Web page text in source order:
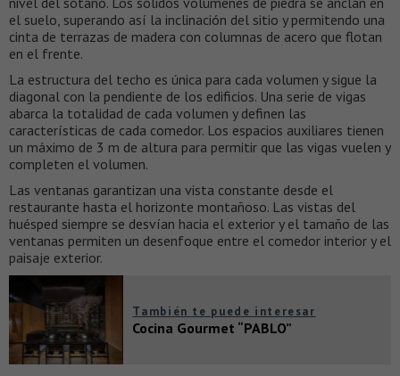
el suelo, superando así la inclinación del sitio y permitendo una
cinta de terrazas de madera con columnas de acero que flotan
en el frente.
La estructura del techo es única para cada volumen y sigue la
diagonal con la pendiente de los edificios. Una serie de vigas
abarca la totalidad de cada volumen y definen las
características de cada comedor. Los espacios auxiliares tienen
un máximo de 3 m de altura para permitir que las vigas vuelen y
completen el volumen.
Las ventanas garantizan una vista constante desde el
restaurante hasta el horizonte montañoso. Las vistas del
huésped siempre se desvían hacia el exterior y el tamaño de las
ventanas permiten un desenfoque entre el comedor interior y el
paisaje exterior.
También te puede interesar
Cocina Gourmet “PABLO”